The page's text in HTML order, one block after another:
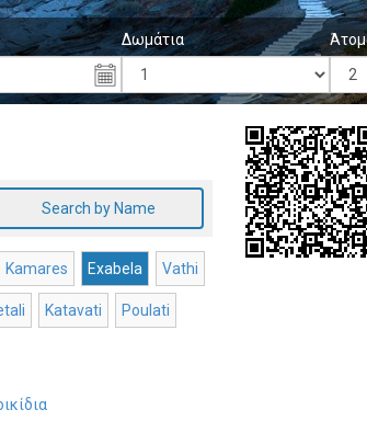
Δωμάτια
Search by Name
Kamares Exabela Vathi
Katavati Poulati